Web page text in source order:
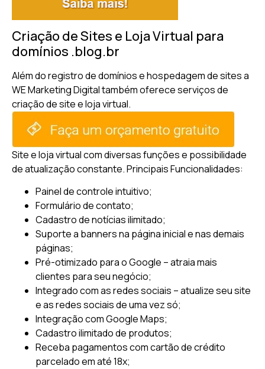
Criação de Sites e Loja Virtual para
domínios .blog.br
Além do registro de domínios e hospedagem de sites a
WE Marketing Digital também oferece serviços de
criação de site e loja virtual.
Site e loja virtual com diversas funções e possibilidade
de atualização constante.Principais Funcionalidades:
Painel de controle intuitivo;
Formulário de contato;
Cadastro de notícias ilimitado;
Suporte a banners na página inicial e nas demais
páginas;
Pré-otimizado para o Google – atraia mais
clientes para seu negócio;
Integrado com as redes sociais – atualize seu site
e as redes sociais de uma vez só;
Integração com Google Maps;
Cadastro ilimitado de produtos;
Receba pagamentos com cartão de crédito
parcelado em até 18x;